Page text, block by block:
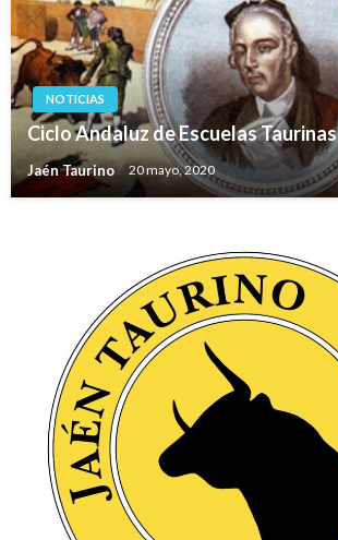
NOTICIAS
Ciclo Andaluz de Escuelas Taurinas
Jaén Taurino 20 mayo, 2020